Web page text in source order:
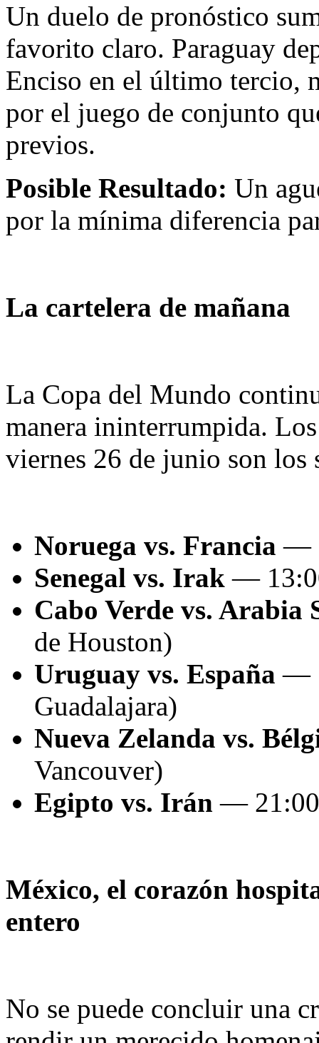
Un duelo de pronóstico
favorito claro. Paraguay
Enciso en el último tercio,
por el juego de conjunto
previos.
Posible Resultado: Un
por la mínima diferencia
La cartelera de mañana
La Copa del Mundo
manera ininterrumpida.
viernes 26 de junio son los
Noruega vs. Francia —
Senegal vs. Irak —
Cabo Verde vs. Arabia
de Houston)
Uruguay vs. España —
Guadalajara)
Nueva Zelanda vs.
Vancouver)
Egipto vs. Irán — 21:00
México, el corazón
entero
No se puede concluir una